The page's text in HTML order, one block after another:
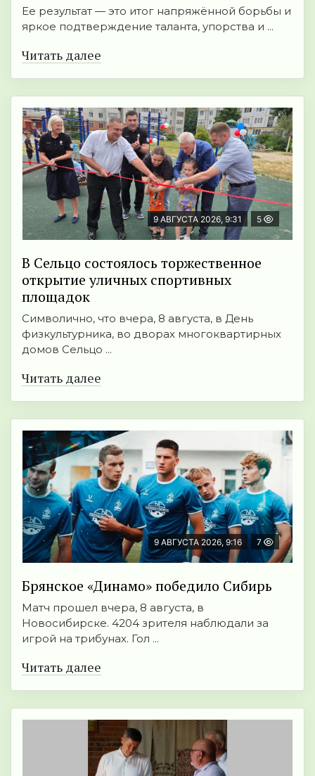
Ее результат — это итог напряжённой борьбы и
яркое подтверждение таланта, упорства и ...
Читать далее
9 АВГУСТА 2026, 9:31 5
В Сельцо состоялось торжественное
открытие уличных спортивных
площадок
Символично, что вчера, 8 августа, в День
физкультурника, во дворах многоквартирных
домов Сельцо ...
Читать далее
9 АВГУСТА 2026, 9:16 7
Брянское «Динамо» победило Сибирь
Матч прошел вчера, 8 августа, в
Новосибирске. 4204 зрителя наблюдали за
игрой на трибунах. Гол ...
Читать далее